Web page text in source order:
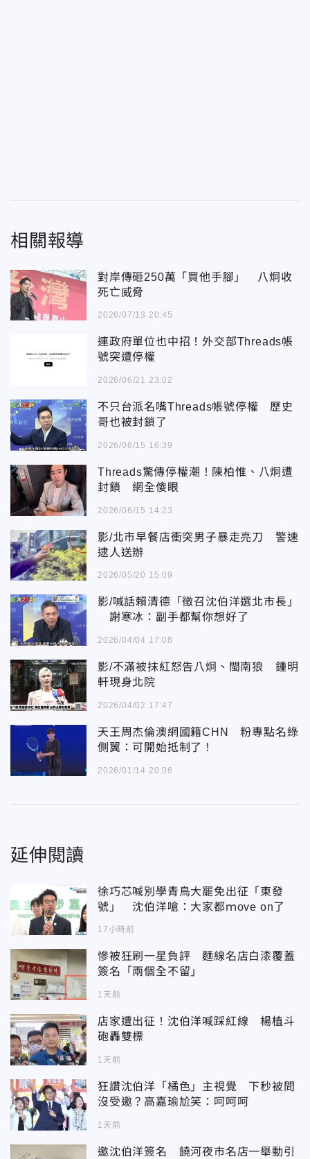
相關報導
對岸傳砸250萬「買他手腳」 八炯收
死亡威脅
2026/07/13 20:45
連政府單位也中招！外交部Threads帳
號突遭停權
2026/06/21 23:02
不只台派名嘴Threads帳號停權 歷史
哥也被封鎖了
2026/06/15 16:39
Threads驚傳停權潮！陳柏惟、八炯遭
封鎖 網全傻眼
2026/06/15 14:23
影/北市早餐店衝突男子暴走亮刀 警速
逮人送辦
2026/05/20 15:09
影/喊話賴清德「徵召沈伯洋選北市長」
謝寒冰：副手都幫你想好了
2026/04/04 17:08
影/不滿被抹紅怒告八炯、閩南狼 鍾明
軒現身北院
2026/04/02 17:47
天王周杰倫澳網國籍CHN 粉專點名綠
側翼：可開始抵制了！
2026/01/14 20:06
延伸閱讀
徐巧芯喊別學青鳥大罷免出征「東發
號」 沈伯洋嗆：大家都ｍove on了
17小時前
慘被狂刷一星負評 麵線名店白漆覆蓋
簽名「兩個全不留」
1天前
店家遭出征！沈伯洋喊踩紅線 楊植斗
砲轟雙標
1天前
狂讚沈伯洋「橘色」主視覺 下秒被問
沒受邀？高嘉瑜尬笑：呵呵呵
1天前
邀沈伯洋簽名 饒河夜市名店一舉動引